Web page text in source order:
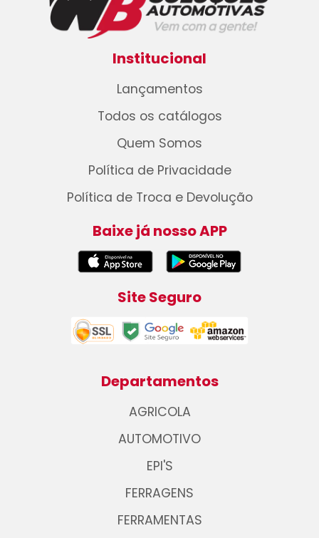
Institucional
Lançamentos
Todos os catálogos
Quem Somos
Política de Privacidade
Política de Troca e Devolução
Baixe já nosso APP
Site Seguro
Departamentos
AGRICOLA
AUTOMOTIVO
EPI'S
FERRAGENS
FERRAMENTAS